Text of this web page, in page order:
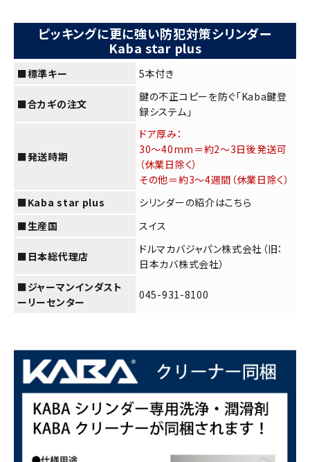
■ドアの厚みは?
ピッキングに更に強い防犯対策シリンダー
Kaba star plus
■標準キー 5本付き
■合カギの注文
鍵の不正コピーを防ぐ「Kaba鍵登
録システム」
■発送時期
ドア厚み：
30～40mm＝約2～3日後発送可
（休業日除く）
その他＝約3～4週間（休業日除く）
■Kaba star plus
シリンダーの紹介はこちら
■生産国
スイス
■日本総代理店
ドルマカバジャパン株式会社（旧：
日本カバ株式会社）
■ジャーマンインダスト
ーリーセンター
045-931-8100